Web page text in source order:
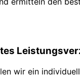
wir ein